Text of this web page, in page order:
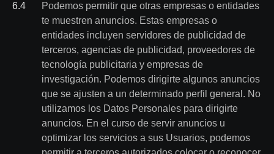
6.4
Podemos permitir que otras empresas o entidades
te muestren anuncios. Estas empresas o
entidades incluyen servidores de publicidad de
terceros, agencias de publicidad, proveedores de
tecnología publicitaria y empresas de
investigación. Podemos dirigirte algunos anuncios
que se ajusten a un determinado perfil general. No
utilizamos los Datos Personales para dirigirte
anuncios. En el curso de servir anuncios u
optimizar los servicios a sus Usuarios, podemos